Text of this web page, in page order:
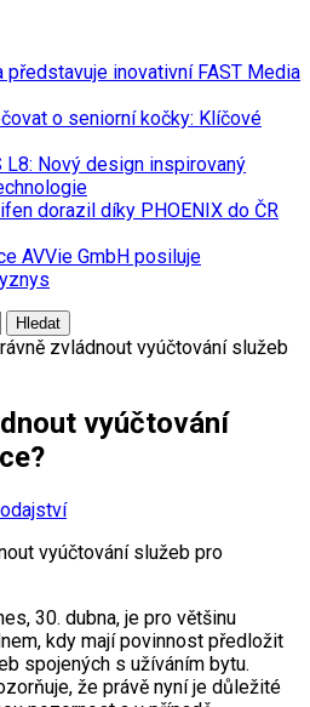
představuje inovativní FAST Media
o seniorní kočky: Klíčové
L8: Nový design inspirovaný
dorazil díky PHOENIX do ČR
AVVie GmbH posiluje
zvládnout vyúčtování služeb
vyúčtování
30. dubna, je pro většinu
kdy mají povinnost předložit
spojených s užíváním bytu.
že právě nyní je důležité